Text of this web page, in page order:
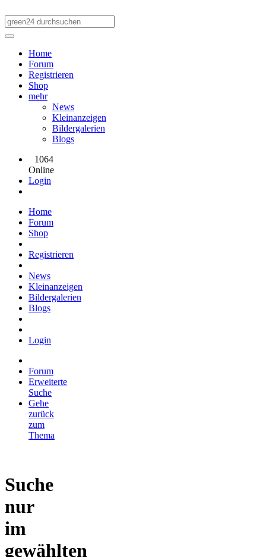
Home
Forum
Registrieren
Shop
mehr
News
Kleinanzeigen
Bildergalerien
Blogs
1064
Online
Login
Home
Forum
Shop
Registrieren
News
Kleinanzeigen
Bildergalerien
Blogs
Login
Forum
Erweiterte
Suche
Gehe
zurück
zum
Thema
Suche
nur
im
gewählten